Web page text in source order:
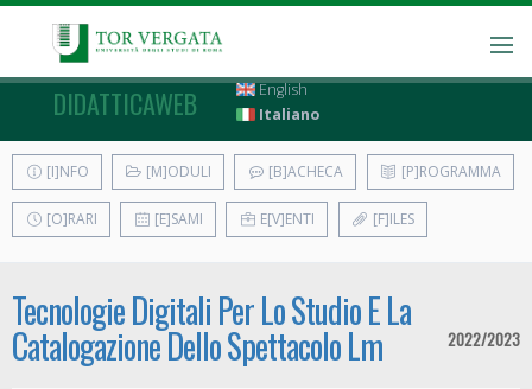
DIDATTICAWEB
English
Italiano
[I]NFO [M]ODULI [B]ACHECA [P]ROGRAMMA
[O]RARI [E]SAMI E[V]ENTI [F]ILES
Tecnologie Digitali Per Lo Studio E La
Catalogazione Dello Spettacolo Lm 2022/2023